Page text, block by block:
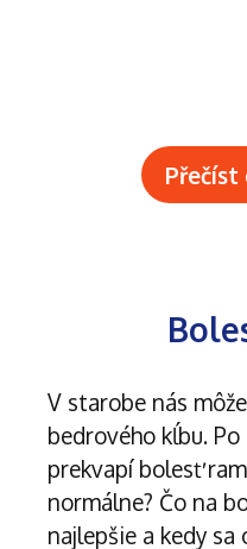
Přečíst
V starobe nás
bedrového kĺbu.
prekvapí bolesť
normálne? Čo na
najlepšie a kedy